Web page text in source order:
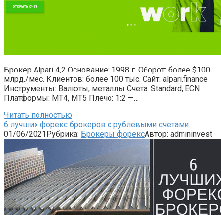
Брокер Alpari 4,2 Основание: 1998 г. Оборот: более $100
млрд./мес. Клиентов: более 100 тыс. Сайт: alpari.finance
Инструменты: Валюты, металлы Счета: Standard, ECN
Платформы: MT4, MT5 Плечо: 1:2 —…
Читать полностью
6 лучших форекс брокеров с рублевыми счетами
01/06/2021Рубрика: Брокеры форексАвтор: admininvest